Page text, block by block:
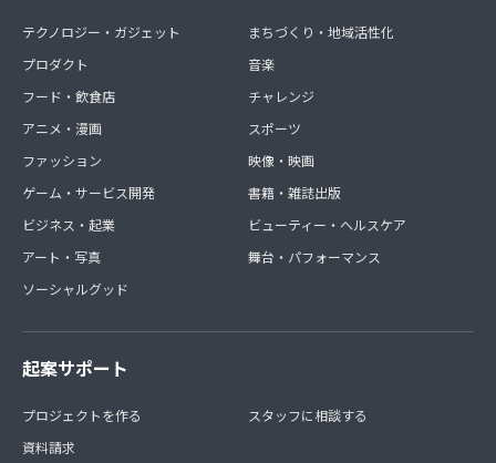
テクノロジー・ガジェット
プロダクト
フード・飲食店
アニメ・漫画
ファッション
ゲーム・サービス開発
ビジネス・起業
アート・写真
ソーシャルグッド
まちづくり・地域活性化
音楽
チャレンジ
スポーツ
映像・映画
書籍・雑誌出版
ビューティー・ヘルスケア
舞台・パフォーマンス
起案サポート
プロジェクトを作る
資料請求
スタッフに相談する